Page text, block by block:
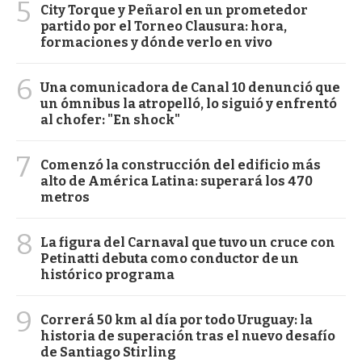
5
City Torque y Peñarol en un prometedor
partido por el Torneo Clausura: hora,
formaciones y dónde verlo en vivo
6 Una comunicadora de Canal 10 denunció que
un ómnibus la atropelló, lo siguió y enfrentó
al chofer: "En shock"
7
Comenzó la construcción del edificio más
alto de América Latina: superará los 470
metros
8
La figura del Carnaval que tuvo un cruce con
Petinatti debuta como conductor de un
histórico programa
9
Correrá 50 km al día por todo Uruguay: la
historia de superación tras el nuevo desafío
de Santiago Stirling